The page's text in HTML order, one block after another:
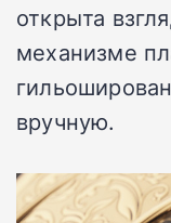
открыта
механизме
вручную.